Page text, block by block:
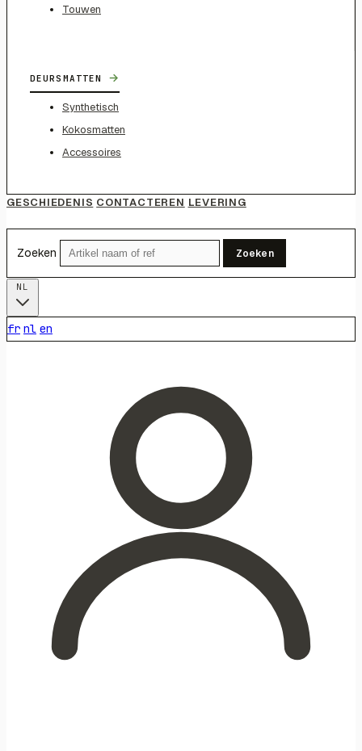
Touwen
DEURSMATTEN →
Synthetisch
Kokosmatten
Accessoires
GESCHIEDENIS CONTACTEREN LEVERING
Zoeken Zoeken
fr nl en